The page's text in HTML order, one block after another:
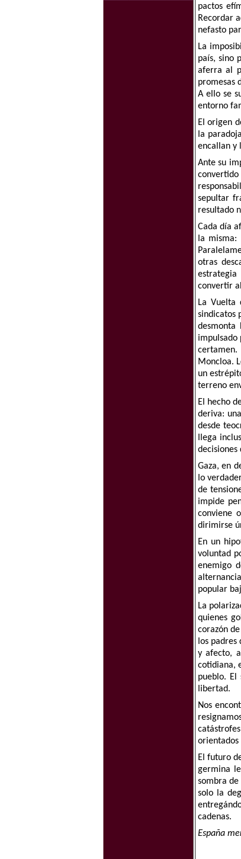
pactos
Recordar
nefasto
La
país, sino
aferra al
promesas
A ello se
entorno
El origen
la
encallan y
Ante su
sepultar
resultado
Cada día
la
otras
convertir
La Vuelta
sindicatos
impulsado
certamen.
Moncloa.
un
terreno
El hecho
deriva:
desde
llega
decisiones
Gaza, en
lo
de
impide
conviene
dirimirse
En un
voluntad
enemigo
popular
La
quienes
corazón
los
y afecto,
cotidiana,
pueblo.
libertad.
Nos
orientados
El futuro
germina
sombra
solo la
cadenas.
España